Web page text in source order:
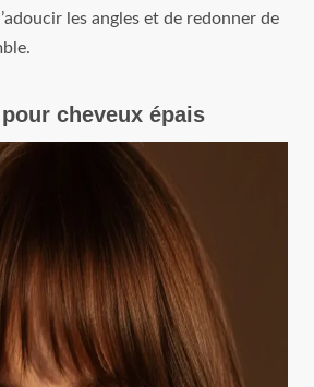
les angles et de redonner de
cheveux épais